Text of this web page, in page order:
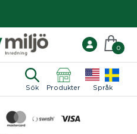
Sök Produkter Språk
0